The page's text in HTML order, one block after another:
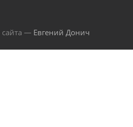
сайта — Евгений Донич